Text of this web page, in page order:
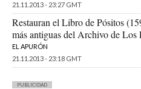
21.11.2013 - 23:27 GMT
Restauran el Libro de Pósitos
más antiguas del Archivo de Los
EL APURÓN
21.11.2013 - 23:18 GMT
PUBLICIDAD